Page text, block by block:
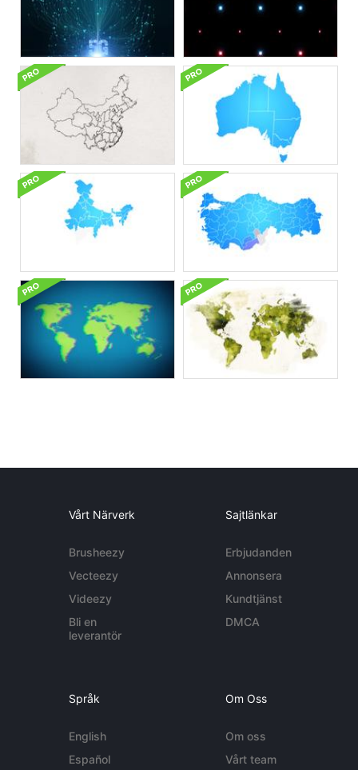
Vårt Närverk
Brusheezy
Vecteezy
Videezy
Bli en
leverantör
Sajtlänkar
Erbjudanden
Annonsera
Kundtjänst
DMCA
Språk
English
Español
Om Oss
Om oss
Vårt team